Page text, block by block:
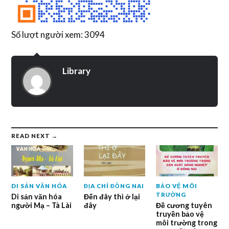
Số lượt người xem: 3094
Library
READ NEXT →
DI SẢN VĂN HÓA
Di sản văn hóa
người Mạ – Tà Lài
ĐỊA CHÍ ĐỒNG NAI
Đến đây thì ở lại
đây
BẢO VỆ MÔI
TRƯỜNG
Đề cương tuyên
truyền bảo vệ
môi trường trong